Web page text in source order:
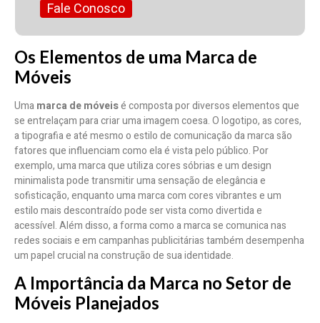
Fale Conosco
Os Elementos de uma Marca de
Móveis
Umamarca de móveisé composta por diversos elementos que
se entrelaçam para criar uma imagem coesa. O logotipo, as cores,
a tipografia e até mesmo o estilo de comunicação da marca são
fatores que influenciam como ela é vista pelo público. Por
exemplo, uma marca que utiliza cores sóbrias e um design
minimalista pode transmitir uma sensação de elegância e
sofisticação, enquanto uma marca com cores vibrantes e um
estilo mais descontraído pode ser vista como divertida e
acessível. Além disso, a forma como a marca se comunica nas
redes sociais e em campanhas publicitárias também desempenha
um papel crucial na construção de sua identidade.
A Importância da Marca no Setor de
Móveis Planejados